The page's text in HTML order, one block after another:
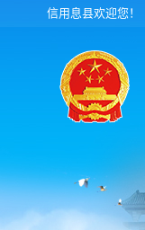
信用息县欢迎您！